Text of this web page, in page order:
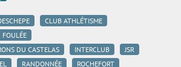
CLUB ATHLÉTISME
FOULÉE
DU CASTELAS
INTERCLUB
JSR
RANDONNÉE
ROCHEFORT